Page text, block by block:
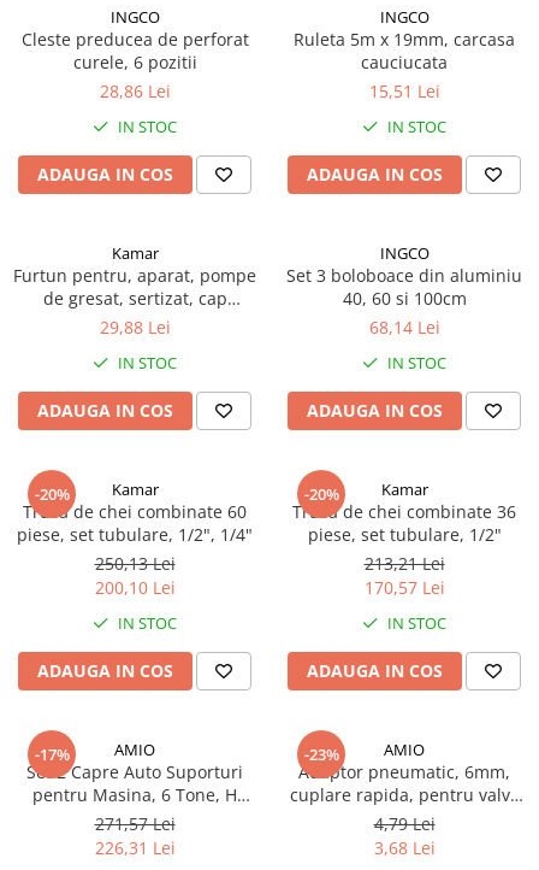
Lampi gabarit auto si remorci
Lampi gabarit cu brat auto si
Lampi interior, Plafoniere
Lampi LED auto dedicate
Lampi numar Inmatriculare
Lampi Fata cu Bec & Semnalizare
Lampi Fata LED & Semnalizare
Lampi Spate cu Bec & Triple
Lampi Spate LED & Triple
Seturi Lampi Spate Triple
Lumini de Zi, DRL
Proiectoare de lucru si marsarier
Proiectoare suplimentare, Camion,
Off Road
Proiectoare Full LED
Proiectoare Halogen plus LED
Dispozitive Avertizare
Accesorii Goarne Pneumatice
Autocolante reflectorizante si
Avertizare sonora
Claxoane Auto si Semnale Electrice
de Avertizare
Goarne si trompete cu aer
INGCO
Cleste preducea de perforat
curele, 6 pozitii
28,86 Lei
IN STOC
ADAUGA IN COS
INGCO
Ruleta 5m x 19mm, carcasa
cauciucata
15,51 Lei
IN STOC
ADAUGA IN COS
Kamar
Furtun pentru, aparat, pompe
de gresat, sertizat, cap
gresare inclus, 1m
29,88 Lei
IN STOC
ADAUGA IN COS
INGCO
Set 3 boloboace din aluminiu
40, 60 si 100cm
68,14 Lei
IN STOC
ADAUGA IN COS
-20% Kamar
Trusa de chei combinate 60
piese, set tubulare, 1/2", 1/4"
250,13 Lei
200,10 Lei
IN STOC
ADAUGA IN COS
-20% Kamar
Trusa de chei combinate 36
piese, set tubulare, 1/2"
213,21 Lei
170,57 Lei
IN STOC
ADAUGA IN COS
-17% AMIO
Set 2 Capre Auto Suporturi
pentru Masina, 6 Tone, H
58.5cm
271,57 Lei
226,31 Lei
-23% AMIO
Adaptor pneumatic, 6mm,
cuplare rapida, pentru valva
anvelopa
4,79 Lei
3,68 Lei